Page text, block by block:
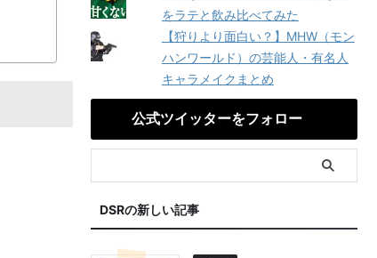
をラテと飲み比べてみた
【狩りより面白い？】MHW（モン
ハンワールド）の芸能人・有名人
キャラメイクまとめ
公式ツイッターをフォロー
DSRの新しい記事